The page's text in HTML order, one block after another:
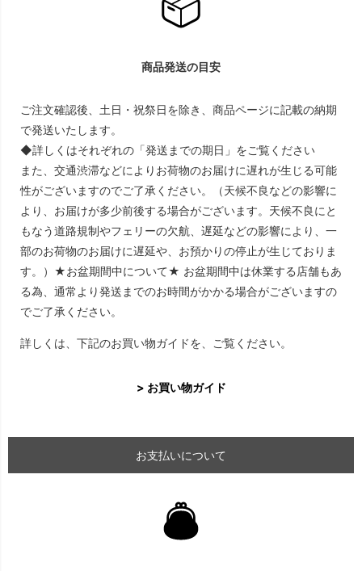
商品発送の目安
ご注文確認後、土日・祝祭日を除き、商品ページに記載の納期
で発送いたします。
◆詳しくはそれぞれの「発送までの期日」をご覧ください
また、交通渋滞などによりお荷物のお届けに遅れが生じる可能
性がございますのでご了承ください。（天候不良などの影響に
より、お届けが多少前後する場合がございます。天候不良にと
もなう道路規制やフェリーの欠航、遅延などの影響により、一
部のお荷物のお届けに遅延や、お預かりの停止が生じておりま
す。）★お盆期間中について★ お盆期間中は休業する店舗もあ
る為、通常より発送までのお時間がかかる場合がございますの
でご了承ください。
詳しくは、下記のお買い物ガイドを、ご覧ください。
> お買い物ガイド
お支払いについて